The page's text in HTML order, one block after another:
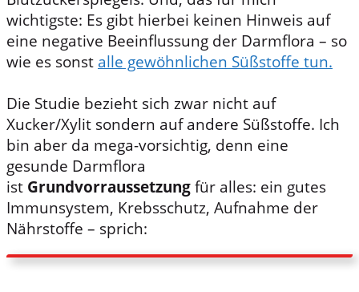
wichtigste: Es gibt hierbei keinen Hinweis auf
eine negative Beeinflussung der Darmflora – so
wie es sonst alle gewöhnlichen Süßstoffe tun.
Die Studie bezieht sich zwar nicht auf
Xucker/Xylit sondern auf andere Süßstoffe. Ich
bin aber da mega-vorsichtig, denn eine
gesunde Darmflora
ist Grundvorraussetzungfür alles: ein gutes
Immunsystem, Krebsschutz, Aufnahme der
Nährstoffe – sprich: